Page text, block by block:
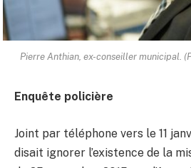
Pierre Anthian, ex-conseiller municipal.
Enquête policière
Joint par téléphone vers le 11
disait ignorer l’existence de la